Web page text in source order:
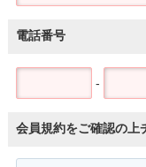
電話番号
-
会員規約をご確認の上